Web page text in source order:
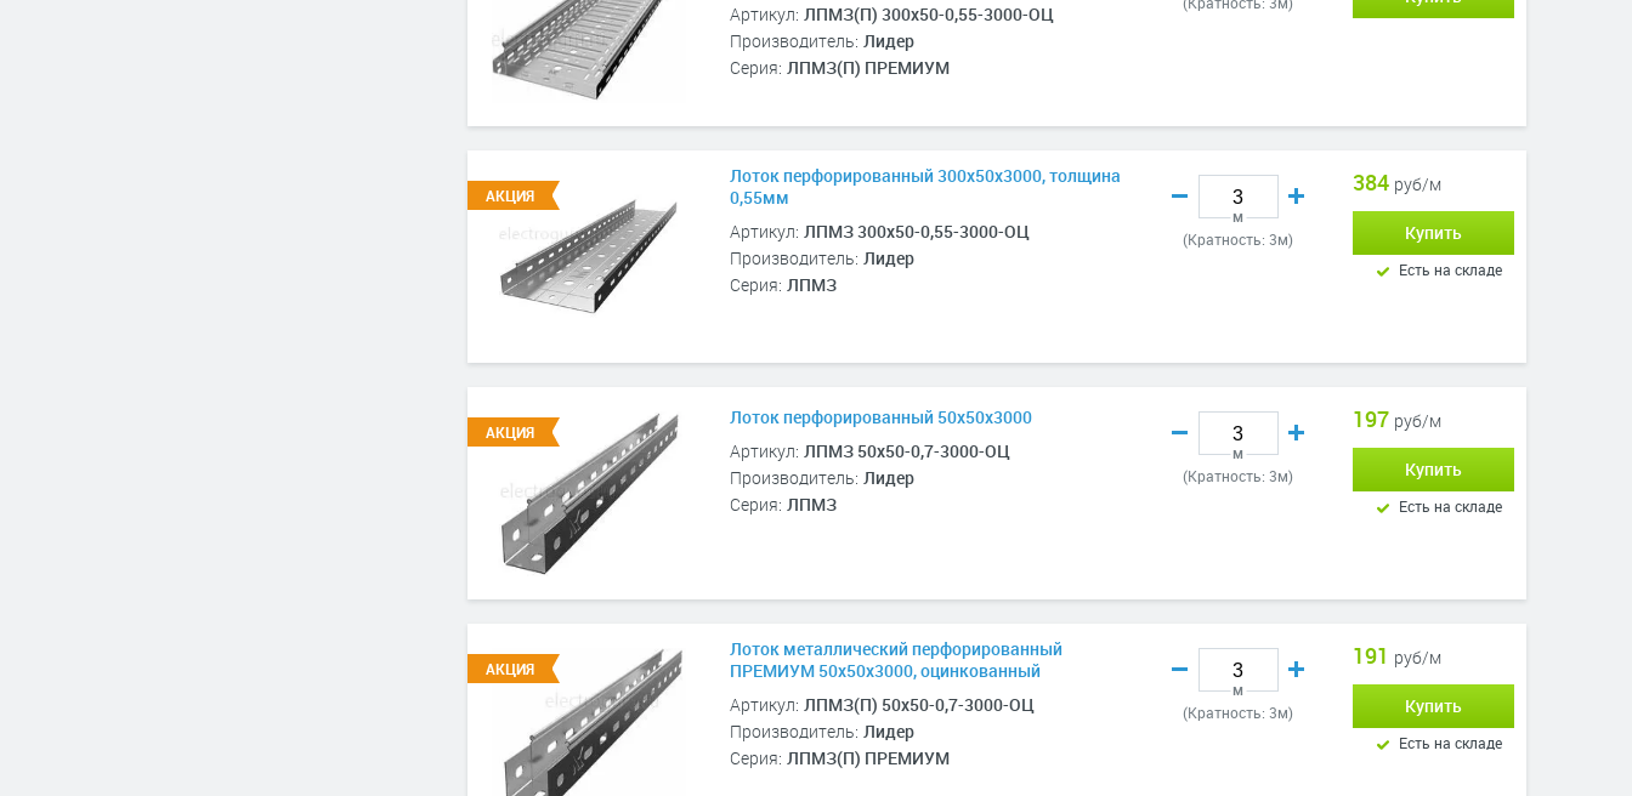
Артикул: ЛПМЗ(П) 300х50-0,55-3000-ОЦ
Производитель: Лидер
Серия: ЛПМЗ(П) ПРЕМИУМ
Лоток перфорированный 300х50х3000, толщина
0,55мм
Артикул: ЛПМЗ 300х50-0,55-3000-ОЦ
Производитель: Лидер
Серия: ЛПМЗ
м
(Кратность: 3м)
384 руб/м
Купить
Есть на складе
АКЦИЯ
Лоток перфорированный 50х50х3000
Артикул: ЛПМЗ 50х50-0,7-3000-ОЦ
Производитель: Лидер
Серия: ЛПМЗ
м
(Кратность: 3м)
197 руб/м
Купить
Есть на складе
АКЦИЯ
Лоток металлический перфорированный
ПРЕМИУМ 50х50х3000, оцинкованный
Артикул: ЛПМЗ(П) 50х50-0,7-3000-ОЦ
Производитель: Лидер
Серия: ЛПМЗ(П) ПРЕМИУМ
м
(Кратность: 3м)
191 руб/м
Купить
Есть на складе
АКЦИЯ